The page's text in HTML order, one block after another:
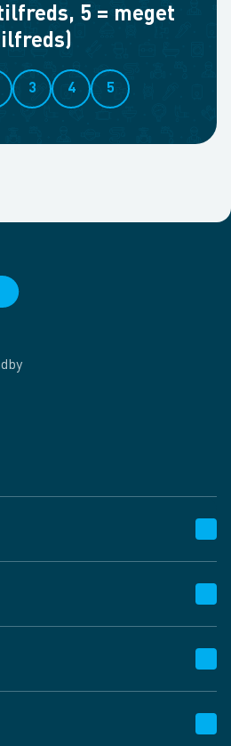
5 = meget
3 4 5